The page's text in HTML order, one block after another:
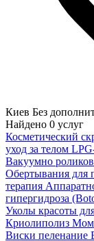
Киев Без
Найдено 0 услуг
Косметический
уход за телом
Вакуумно
Обертывания для
терапия
гипергидроза
Уколы красоты
Криолиполиз
Виски пеленание